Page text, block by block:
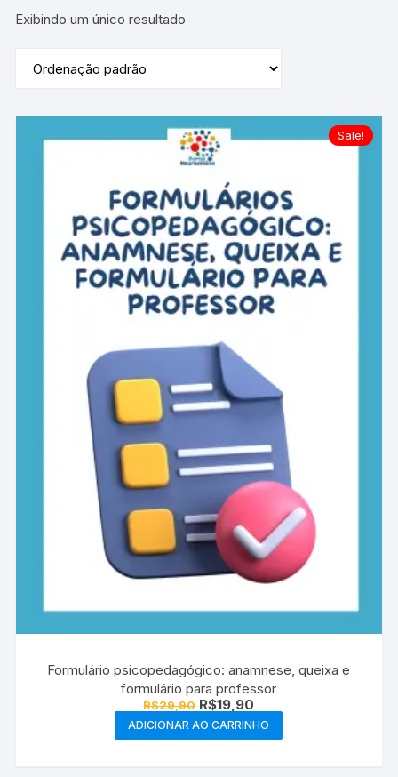
Exibindo um único resultado
Sale!
Formulário psicopedagógico: anamnese, queixa e
formulário para professor
R$29,90 O
preço
original
era:
R$19,90
preço
atual
é:
ADICIONAR AO CARRINHO